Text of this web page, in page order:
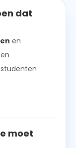
dat
en
moet